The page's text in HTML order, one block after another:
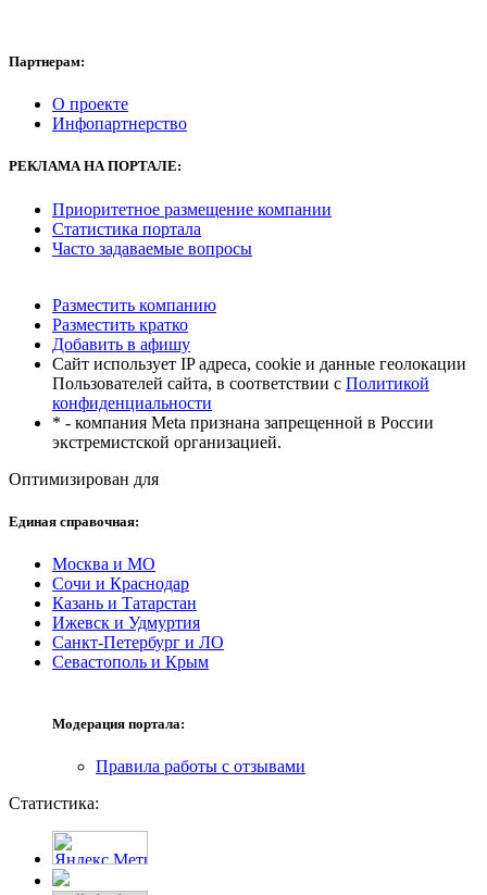
Партнерам:
О проекте
Инфопартнерство
РЕКЛАМАНА ПОРТАЛЕ:
Приоритетное размещение компании
Статистика портала
Часто задаваемые вопросы
Разместить компанию
Разместить кратко
Добавить в афишу
Сайт использует IP адреса, cookie и данные геолокации
Пользователей сайта, в соответствии с Политикой
конфиденциальности
* - компания Meta признана запрещенной в России
экстремистской организацией.
Оптимизирован для
Единая справочная:
Москва и МО
Сочи и Краснодар
Казань и Татарстан
Ижевск и Удмуртия
Санкт-Петербург и ЛО
Севастополь и Крым
Модерация портала:
Правила работы с отзывами
Статистика: